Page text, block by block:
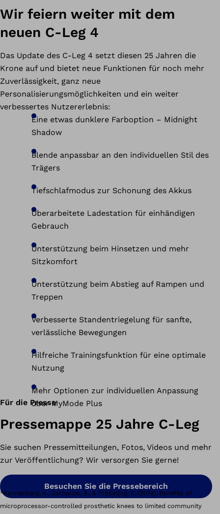
Wir feiern weiter mit dem
neuen C-Leg 4
Das Update des C-Leg 4 setzt diesen 25 Jahren die
Krone auf und bietet neue Funktionen für noch mehr
Zuverlässigkeit, ganz neue
Personalisierungsmöglichkeiten und ein weiter
verbessertes Nutzererlebnis:
Eine etwas dunklere Farboption – Midnight
Shadow
Blende anpassbar an den individuellen Stil des
Trägers
Tiefschlafmodus zur Schonung des Akkus
Überarbeitete Ladestation für einhändigen
Gebrauch
Unterstützung beim Hinsetzen und mehr
Sitzkomfort
Unterstützung beim Abstieg auf Rampen und
Treppen
Verbesserte Standentriegelung für sanfte,
verlässliche Bewegungen
Hilfreiche Trainingsfunktion für eine optimale
Nutzung
Mehr Optionen zur individuellen Anpassung
über MyMode Plus
Für die Presse
Pressemappe 25 Jahre C-Leg
Sie suchen Pressemitteilungen, Fotos, Videos und mehr
zur Veröffentlichung? Wir versorgen Sie gerne!
Besuchen Sie die Pressebereich
*Kannenberg, A., Zacharias, B., & Pröbsting, E. (2014). Benefits of
microprocessor-controlled prosthetic knees to limited community